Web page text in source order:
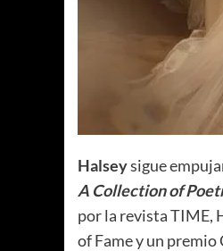
Halseysigue
A Collection of
por la revista TIME,
of Fame y un